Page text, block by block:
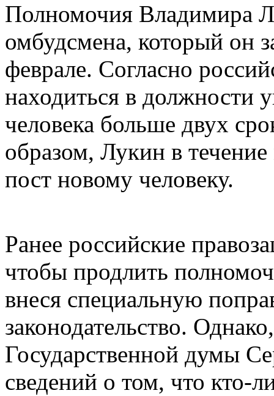
Полномочия Владимира
омбудсмена, который он
феврале. Согласно
находиться в должности
человека больше двух
образом, Лукин в
пост новому человеку.
Ранее российские
чтобы продлить
внеся специальную
законодательство.
Государственной думы
сведений о том, что кто-